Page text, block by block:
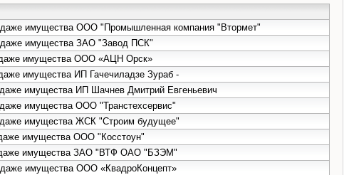
имущества ООО "Промышленная компания "Втормет"
имущества ЗАО "Завод ПСК"
имущества ООО «АЦН Орск»
имущества ИП Гачечиладзе Зураб -
имущества ИП Шачнев Дмитрий Евгеньевич
имущества ООО "Транстехсервис"
имущества ЖСК "Строим будущее"
имущества ООО "Косстоун"
имущества ЗАО "ВТФ ОАО "БЗЭМ"
имущества ООО «КвадроКонцепт»